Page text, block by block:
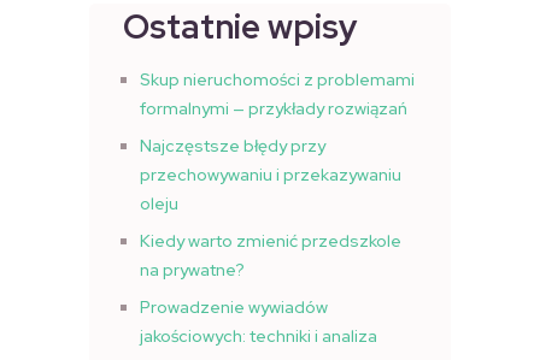
Ostatnie wpisy
Skup nieruchomości z problemami
formalnymi — przykłady rozwiązań
Najczęstsze błędy przy
przechowywaniu i przekazywaniu
oleju
Kiedy warto zmienić przedszkole
na prywatne?
Prowadzenie wywiadów
jakościowych: techniki i analiza